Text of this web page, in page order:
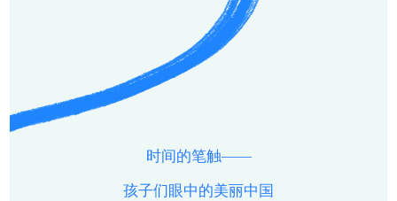
时间的笔触——
孩子们眼中的美丽中国